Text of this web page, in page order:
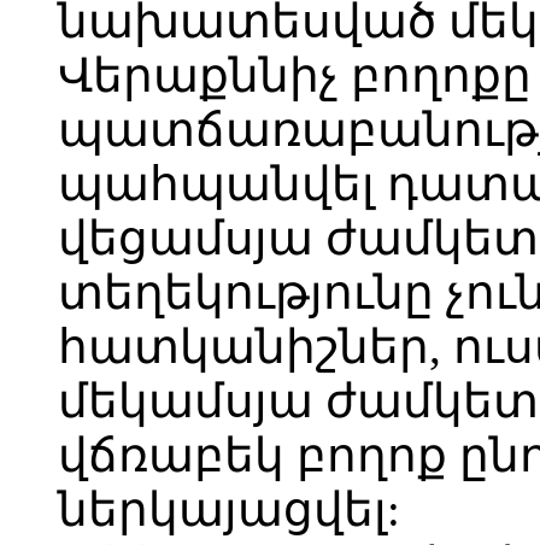
նախատեսված
Վերաքննիչ բողոքը
պահպանվել
վեցամսյա
տեղեկությունը
հատկանիշներ,
մեկամսյա
վճռաբեկ բողոք
ներկայացվել: